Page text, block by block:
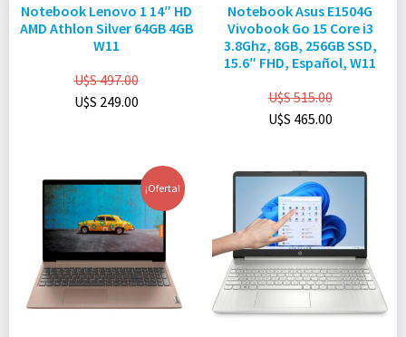
Notebook Lenovo 1 14″ HD
AMD Athlon Silver 64GB 4GB
W11
U$S497.00
U$S 249.00
Notebook Asus E1504G
Vivobook Go 15 Core i3
3.8Ghz, 8GB, 256GB SSD,
15.6″ FHD, Español, W11
U$S515.00
U$S 465.00
¡Oferta!